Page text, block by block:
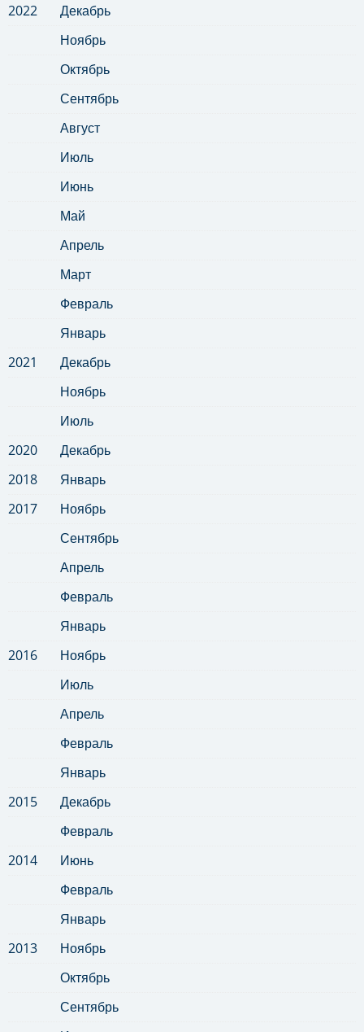
2022
Декабрь
Ноябрь
Октябрь
Сентябрь
Август
Июль
Июнь
Май
Апрель
Март
Февраль
Январь
2021
Декабрь
Ноябрь
Июль
2020
Декабрь
2018
Январь
2017
Ноябрь
Сентябрь
Апрель
Февраль
Январь
2016
Ноябрь
Июль
Апрель
Февраль
Январь
2015
Декабрь
Февраль
2014
Июнь
Февраль
Январь
2013
Ноябрь
Октябрь
Сентябрь